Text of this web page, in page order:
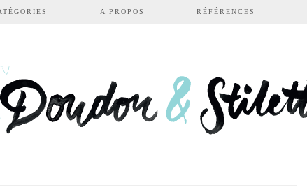
A PROPOS RÉFÉRENCES